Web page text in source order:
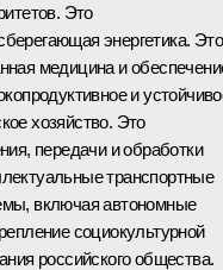
Это
энергетика. Это
медицина и
и
хозяйство. Это
передачи и обработки
транспортные
включая автономные
социокультурной
российского общества.